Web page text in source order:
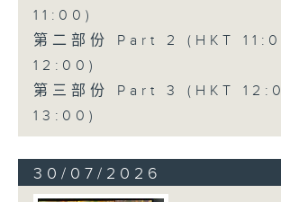
11:00)
第二部份 Part 2 (HKT
12:00)
第三部份 Part 3 (HKT
13:00)
30/07/2026